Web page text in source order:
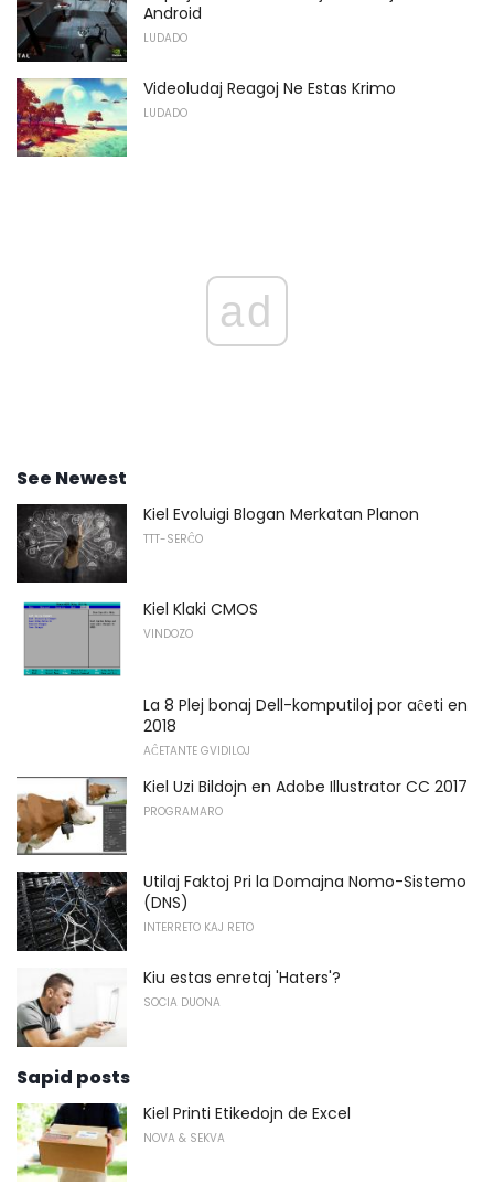
Android
LUDADO
Videoludaj Reagoj Ne Estas Krimo
LUDADO
ad
See Newest
Kiel Evoluigi Blogan Merkatan Planon
TTT-SERĈO
Kiel Klaki CMOS
VINDOZO
La 8 Plej bonaj Dell-komputiloj por aĉeti en
2018
AĈETANTE GVIDILOJ
Kiel Uzi Bildojn en Adobe Illustrator CC 2017
PROGRAMARO
Utilaj Faktoj Pri la Domajna Nomo-Sistemo
(DNS)
INTERRETO KAJ RETO
Kiu estas enretaj 'Haters'?
SOCIA DUONA
Sapid posts
Kiel Printi Etikedojn de Excel
NOVA & SEKVA